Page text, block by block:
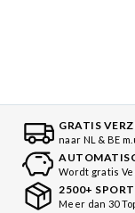
GRATIS
naar NL & BE
Wordt gratis
2500+
Meer dan 30